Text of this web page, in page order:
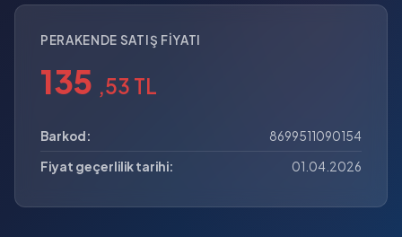
PERAKENDE SATIŞ FIYATI
135 ,53 TL
Barkod:
8699511090154
Fiyat geçerlilik tarihi:
01.04.2026